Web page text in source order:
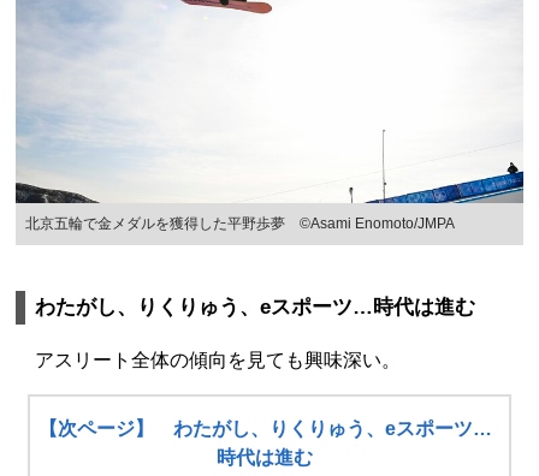
北京五輪で金メダルを獲得した平野歩夢 ©Asami Enomoto/JMPA
わたがし、りくりゅう、eスポーツ…時代は進む
アスリート全体の傾向を見ても興味深い。
【次ページ】 わたがし、りくりゅう、eスポーツ…
時代は進む